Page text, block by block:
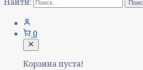
0
Корзина пуста!